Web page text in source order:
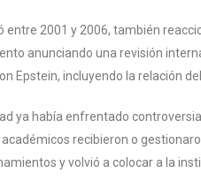
entre 2001 y 2006, también
anunciando una revisión
Epstein, incluyendo la relación
ya había enfrentado
recibieron o
y volvió a colocar a la